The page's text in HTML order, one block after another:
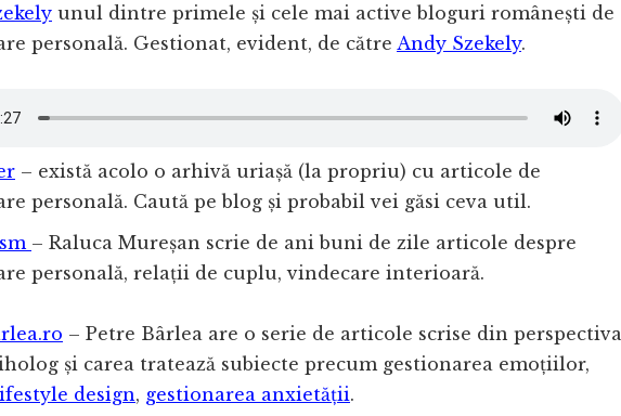
unul dintre primele și cele mai active bloguri românești de
personală. Gestionat, evident, de către Andy Szekely.
– există acolo o arhivă uriașă (la propriu) cu articole de
personală. Caută pe blog și probabil vei găsi ceva util.
– Raluca Mureșan scrie de ani buni de zile articole despre
personală, relații de cuplu, vindecare interioară.
– Petre Bârlea are o serie de articole scrise din perspectiva
și carea tratează subiecte precum gestionarea emoțiilor,
design, gestionarea anxietății.